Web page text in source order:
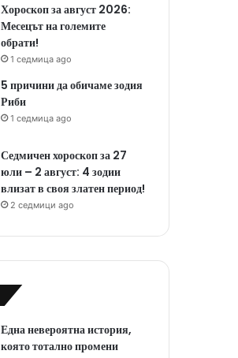
Хороскоп за август 2026:
Месецът на големите
обрати!
1 седмица ago
5 причини да обичаме зодия
Риби
1 седмица ago
Седмичен хороскоп за 27
юли – 2 август: 4 зодии
влизат в своя златен период!
2 седмици ago
Една невероятна история,
която тотално промени